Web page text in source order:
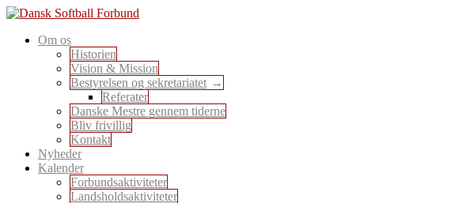
Skip
content
Dansk Softball Forbund
En sport for alle
Om os
Historien
Vision & Mission
Bestyrelsen og sekretariatet
Referater
Danske Mestre gennem tiderne
Bliv frivillig
Kontakt
Nyheder
Kalender
Forbundsaktiviteter
Landsholdsaktiviteter